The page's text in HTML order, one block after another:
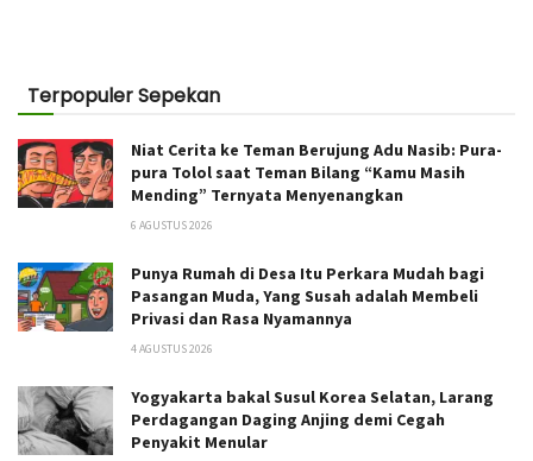
Terpopuler Sepekan
Niat Cerita ke Teman Berujung Adu Nasib: Pura-
pura Tolol saat Teman Bilang “Kamu Masih
Mending” Ternyata Menyenangkan
6 AGUSTUS 2026
Punya Rumah di Desa Itu Perkara Mudah bagi
Pasangan Muda, Yang Susah adalah Membeli
Privasi dan Rasa Nyamannya
4 AGUSTUS 2026
Yogyakarta bakal Susul Korea Selatan, Larang
Perdagangan Daging Anjing demi Cegah
Penyakit Menular